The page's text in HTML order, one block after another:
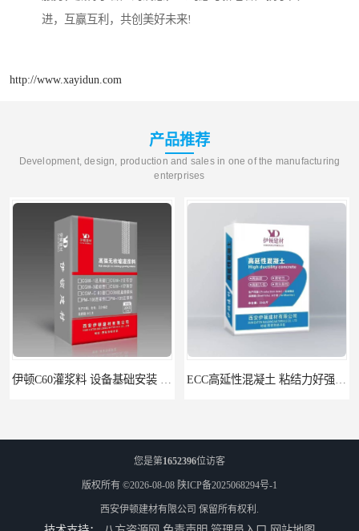
进，互赢互利，共创美好未来!
http://www.xayidun.com
产品推荐
Development, design, production and sales in one of the manufacturing
enterprises
您是第1652396位访客
版权所有 ©2026-08-08 陕ICP备2025068294号-1
西安伊顿建材有限公司 保留所有权利.